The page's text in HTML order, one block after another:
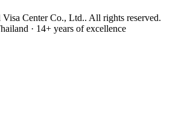
Visa Center Co., Ltd.. All rights reserved.
· 14+ years of excellence